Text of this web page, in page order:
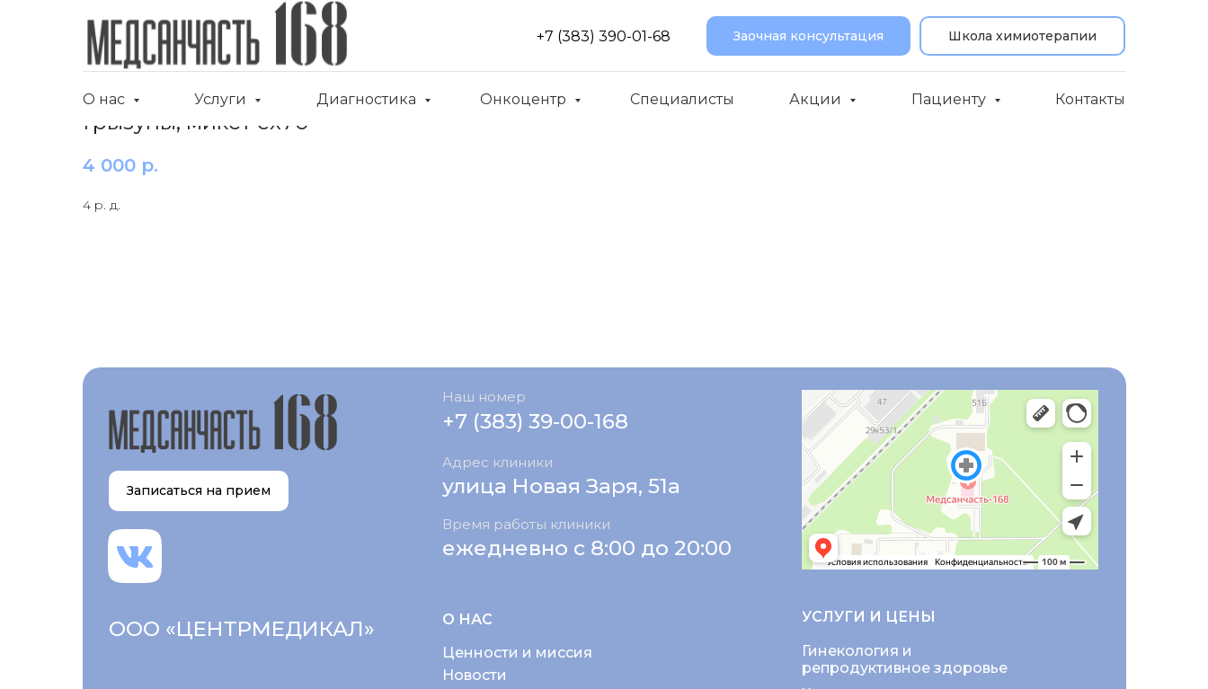
+7 (383) 390-01-68 Заочная консультация Школа химиотерапии
О нас Услуги Диагностика Онкоцентр Специалисты Акции Пациенту Контакты
Грызуны, микст ex70
4 000 р.
4 р. д.
О НАС
Ценности и миссия
Новости
+7 (383) 39-00-168
Гинекология и
репродуктивное здоровье
УСЛУГИ И ЦЕНЫ
Наш номер
ежедневно с 8:00 до 20:00
Время работы клиники
Адрес клиники
улица Новая Заря, 51а
ООО «ЦЕНТРМЕДИКАЛ»
Записаться на прием